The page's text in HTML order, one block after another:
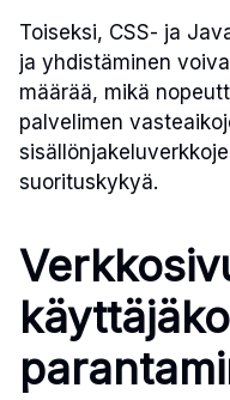
Toiseksi, CSS- ja
ja yhdistäminen
määrää, mikä
palvelimen
suorituskykyä.